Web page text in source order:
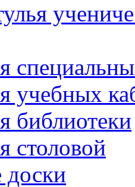
учебных
библиотеки
столовой